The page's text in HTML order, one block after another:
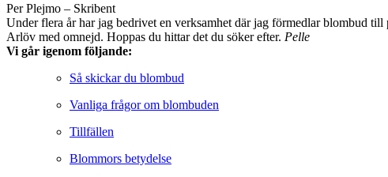
Per Plejmo – Skribent
Under flera år har jag bedrivet en verksamhet där jag förmedlar blombud till privatpersoner och företag runt om i Sverige. Detta
Arlöv med omnejd. Hoppas du hittar det du söker efter. Pelle
Vi går igenom följande:
Så skickar du blombud
Vanliga frågor om blombuden
Tillfällen
Blommors betydelse